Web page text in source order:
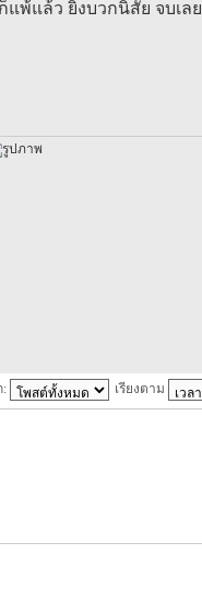
แพ้แล้ว ยิ่งบวกนิสัย จบเลย
: เรียงตาม